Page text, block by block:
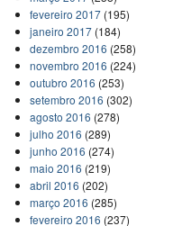
fevereiro 2017(195)
janeiro 2017(184)
dezembro 2016 (258)
novembro 2016 (224)
outubro 2016 (253)
setembro 2016 (302)
agosto 2016 (278)
julho 2016 (289)
junho 2016 (274)
maio 2016 (219)
abril 2016 (202)
março 2016 (285)
fevereiro 2016 (237)